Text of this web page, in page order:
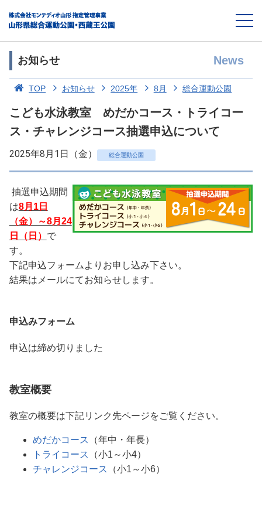
お知らせ News
TOP お知らせ 2025年 8月 総合運動公園
こども水泳教室 めだかコース・トライコー
ス・チャレンジコース抽選申込について
2025年8月1日（金） 総合運動公園
抽選申込期間
は8月1日
（金）～8月24
日（日） で
す。
下記申込フォームよりお申し込み下さい。
結果はメールにてお知らせします。
申込みフォーム
申込は締め切りました
教室概要
教室の概要は下記リンク先ページをご覧ください。
めだかコース （年中・年長）
トライコース （小1～小4）
チャレンジコース （小1～小6）